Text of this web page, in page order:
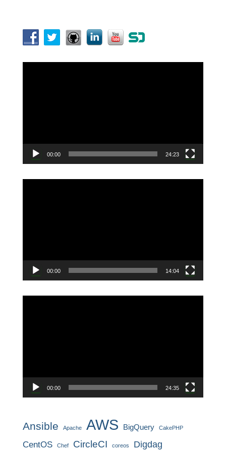
00:00 24:23
00:00 14:04
00:00 24:35
Ansible Apache AWS BigQuery CakePHP
CentOS Chef CircleCI coreos
Digdag